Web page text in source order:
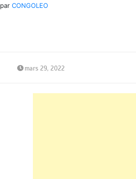
par CONGOLEO
mars 29, 2022